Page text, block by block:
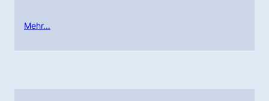
Mehr…